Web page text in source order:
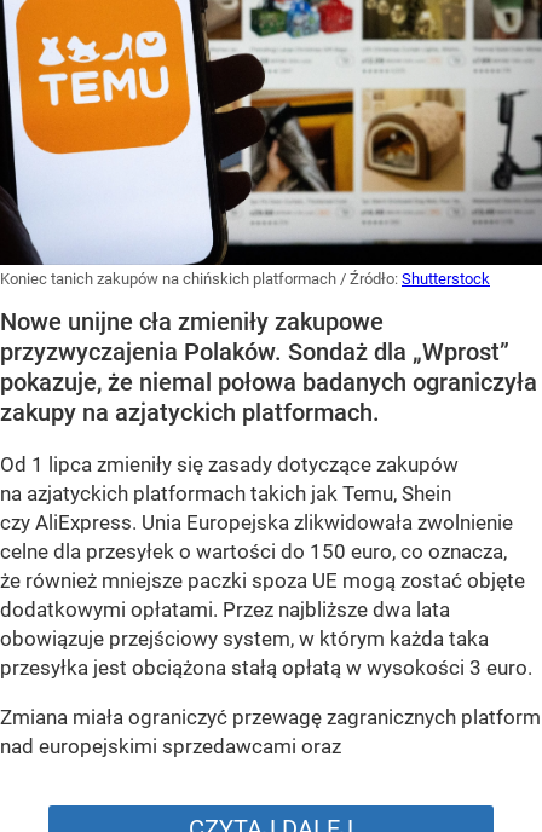
Koniec tanich zakupów na chińskich platformach / Źródło: Shutterstock
Nowe unijne cła zmieniły zakupowe
przyzwyczajenia Polaków. Sondaż dla „Wprost”
pokazuje, że niemal połowa badanych ograniczyła
zakupy na azjatyckich platformach.
Od 1 lipca zmieniły się zasady dotyczące zakupów
na azjatyckich platformach takich jak Temu, Shein
czy AliExpress. Unia Europejska zlikwidowała zwolnienie
celne dla przesyłek o wartości do 150 euro, co oznacza,
że również mniejsze paczki spoza UE mogą zostać objęte
dodatkowymi opłatami. Przez najbliższe dwa lata
obowiązuje przejściowy system, w którym każda taka
przesyłka jest obciążona stałą opłatą w wysokości 3 euro.
Zmiana miała ograniczyć przewagę zagranicznych platform
nad europejskimi sprzedawcami oraz